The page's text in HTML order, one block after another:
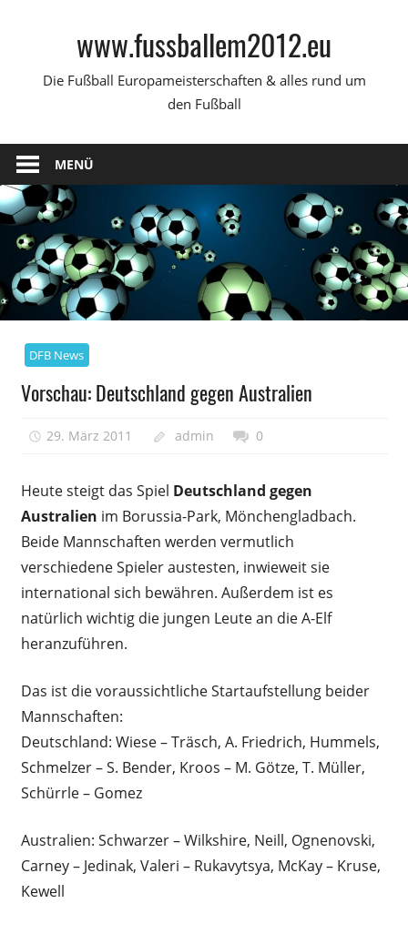
www.fussballem2012.eu
Die Fußball Europameisterschaften & alles rund um
den Fußball
MENÜ
DFB News
Vorschau: Deutschland gegen Australien
29. März 2011 admin 0
Heute steigt das Spiel Deutschland gegen
Australien im Borussia-Park, Mönchengladbach.
Beide Mannschaften werden vermutlich
verschiedene Spieler austesten, inwieweit sie
international sich bewähren. Außerdem ist es
natürlich wichtig die jungen Leute an die A-Elf
heranzuführen.
Das ist die voraussichtliche Startaufstellung beider
Mannschaften:
Deutschland: Wiese – Träsch, A. Friedrich, Hummels,
Schmelzer – S. Bender, Kroos – M. Götze, T. Müller,
Schürrle – Gomez
Australien: Schwarzer – Wilkshire, Neill, Ognenovski,
Carney – Jedinak, Valeri – Rukavytsya, McKay – Kruse,
Kewell